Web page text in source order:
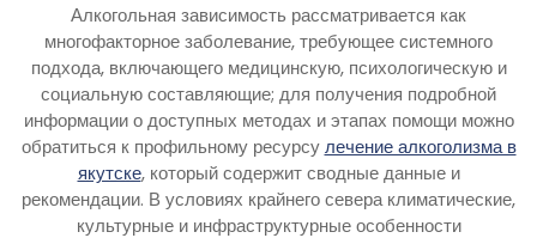
Алкогольная зависимость рассматривается как
многофакторное заболевание, требующее системного
подхода, включающего медицинскую, психологическую и
социальную составляющие; для получения подробной
информации о доступных методах и этапах помощи можно
обратиться к профильному ресурсулечение алкоголизма в
якутске, который содержит сводные данные и
рекомендации. В условиях крайнего севера климатические,
культурные и инфраструктурные особенности